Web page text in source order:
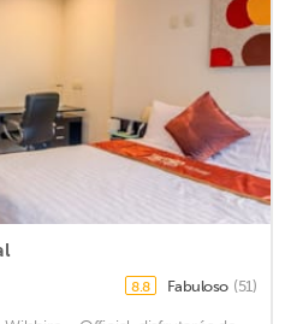
8.8 Fabuloso (51)